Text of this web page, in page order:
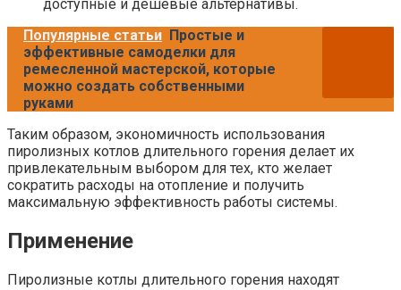
доступные и дешевые альтернативы.
Популярные статьи Простые и
эффективные самоделки для
ремесленной мастерской, которые
можно создать собственными
руками
Таким образом, экономичность использования
пиролизных котлов длительного горения делает их
привлекательным выбором для тех, кто желает
сократить расходы на отопление и получить
максимальную эффективность работы системы.
Применение
Пиролизные котлы длительного горения находят